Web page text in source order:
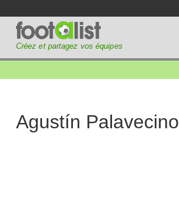
Créez et partagez vos équipes
Agustín Palavecino